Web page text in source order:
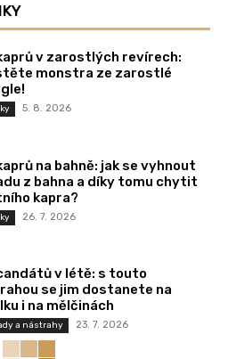
v zarostlých revírech:
monstra ze zarostlé
5. 8. 2026
na bahně: jak se vyhnout
z bahna a díky tomu chytit
kapra?
26. 7. 2026
v létě: s touto
se jim dostanete na
i na mělčinách
a nástrahy 23. 7. 2026